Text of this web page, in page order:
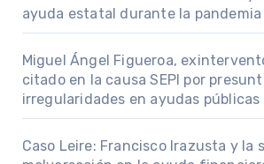
ayuda estatal durante la
Miguel Ángel Figueroa,
citado en la causa SEPI por
irregularidades en ayudas públicas
Caso Leire: Francisco Irazusta y la